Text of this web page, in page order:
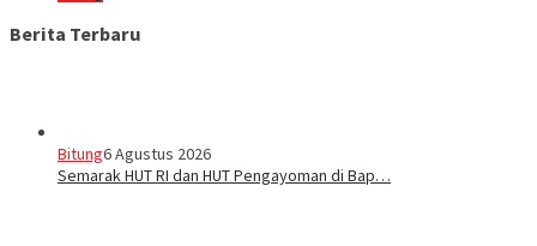
Berita Terbaru
Bitung6 Agustus 2026
Semarak HUT RI dan HUT Pengayoman di Bap…